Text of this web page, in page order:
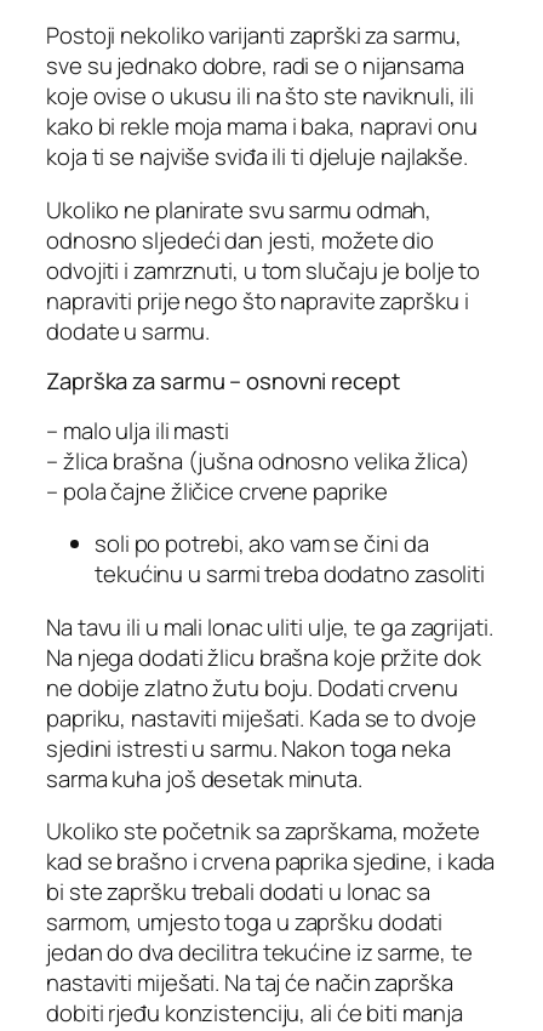
Postoji nekoliko varijanti zaprški za sarmu,
sve su jednako dobre, radi se o nijansama
koje ovise o ukusu ili na što ste naviknuli, ili
kako bi rekle moja mama i baka, napravi onu
koja ti se najviše sviđa ili ti djeluje najlakše.
Ukoliko ne planirate svu sarmu odmah,
odnosno sljedeći dan jesti, možete dio
odvojiti i zamrznuti, u tom slučaju je bolje to
napraviti prije nego što napravite zapršku i
dodate u sarmu.
Zaprška za sarmu – osnovni recept
– malo ulja ili masti
– žlica brašna (jušna odnosno velika žlica)
– pola čajne žličice crvene paprike
soli po potrebi, ako vam se čini da
tekućinu u sarmi treba dodatno zasoliti
Na tavu ili u mali lonac uliti ulje, te ga zagrijati.
Na njega dodati žlicu brašna koje pržite dok
ne dobije zlatno žutu boju. Dodati crvenu
papriku, nastaviti miješati. Kada se to dvoje
sjedini istresti u sarmu. Nakon toga neka
sarma kuha još desetak minuta.
Ukoliko ste početnik sa zaprškama, možete
kad se brašno i crvena paprika sjedine, i kada
bi ste zapršku trebali dodati u lonac sa
sarmom, umjesto toga u zapršku dodati
jedan do dva decilitra tekućine iz sarme, te
nastaviti miješati. Na taj će način zaprška
dobiti rjeđu konzistenciju, ali će biti manja